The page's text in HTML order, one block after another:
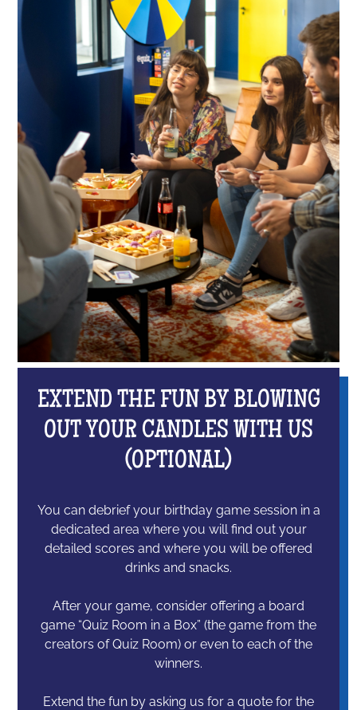
EXTEND THE FUN BY BLOWING
OUT YOUR CANDLES WITH US
(OPTIONAL)
You can debrief your birthday game session in a
dedicated area where you will find out your
detailed scores and where you will be offered
drinks and snacks.
After your game, consider offering a board
game “Quiz Room in a Box” (the game from the
creators of Quiz Room) or even to each of the
winners.
Extend the fun by asking us for a quote for the